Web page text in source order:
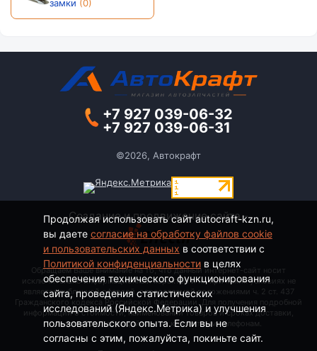
замки (0)
+7 927 039-06-32
+7 927 039-06-31
©2026, Автокрафт
Создание и продвижение сайта -
Обращаем Ваше внимание на то, что данный интернет-сайт носит
исключительно информационный характер и ни при каких условиях не
является публичной офертой, определяемой положениями ч. 2 ст. 437
Гражданского кодекса Российской Федерации. Для получения подробной
информации о стоимости, наименовании товаров и сроках доставки,
пожалуйста, обращайтесь по контактным телефонам.
Продолжая использовать сайт autocraft-kzn.ru,
вы даете согласие на обработку файлов cookie
и пользовательских данных в соответствии с
Политикой конфиденциальностив целях
обеспечения технического функционирования
сайта, проведения статистических
исследований (Яндекс.Метрика) и улучшения
пользовательского опыта. Если вы не
согласны с этим, пожалуйста, покиньте сайт.